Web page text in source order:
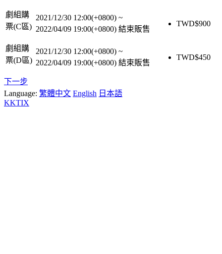
劇組購
票(C區)
2021/12/30 12:00(+0800) ~
2022/04/09 19:00(+0800) 結束販售
TWD$900
劇組購
票(D區)
2021/12/30 12:00(+0800) ~
2022/04/09 19:00(+0800) 結束販售
TWD$450
下一步
Language: 繁體中文 English 日本語
KKTIX